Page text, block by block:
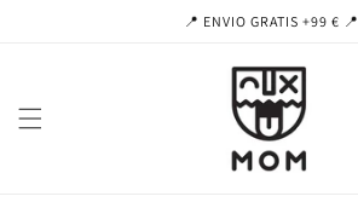
📍 ENVIO GRATIS +99 € 📍